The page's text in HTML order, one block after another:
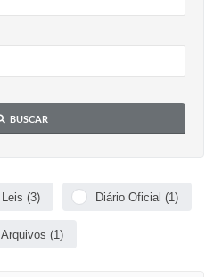
BUSCAR
Leis (3) Diário Oficial (1)
Arquivos (1)